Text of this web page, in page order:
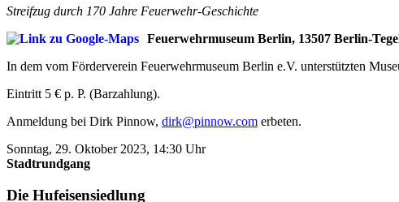
Streifzug durch 170 Jahre Feuerwehr-Geschichte
Feuerwehrmuseum Berlin, 13507 Berlin-
In dem vom Förderverein Feuerwehrmuseum Berlin e.V. unterstützten
Eintritt 5 € p. P. (Barzahlung).
Anmeldung bei Dirk Pinnow, dirk@pinnow.com erbeten.
Sonntag, 29. Oktober 2023, 14:30 Uhr
Stadtrundgang
Die Hufeisensiedlung